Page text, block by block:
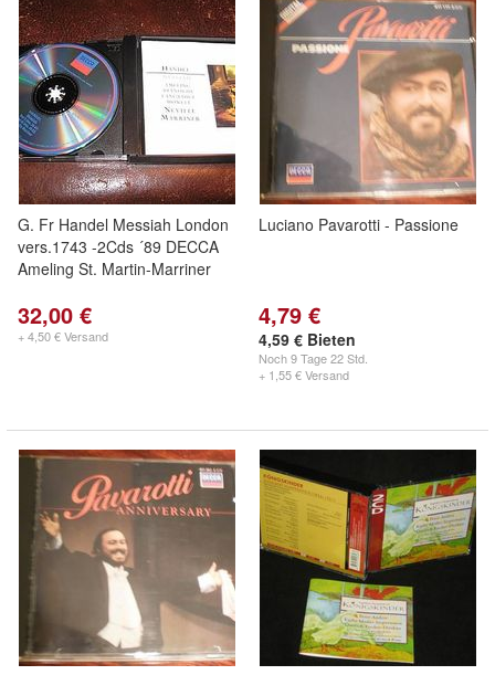
G. Fr Handel Messiah London
vers.1743 -2Cds ´89 DECCA
Ameling St. Martin-Marriner
32,00 €
+ 4,50 € Versand
Luciano Pavarotti - Passione
4,79 €
4,59 € Bieten
Noch9 Tage 22 Std.
+ 1,55 € Versand